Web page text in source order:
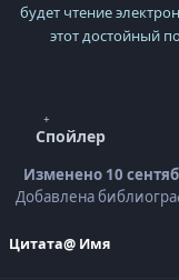
будет чтение
этот достойный
Спойлер
Изменено 10
Добавлена
Цитата@ Имя